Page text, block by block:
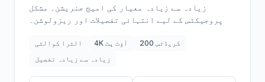
زیادہ سے زیادہ معیار کی امیج جنریشن۔ مشکل
پروجیکٹس کے لیے انتہائی تفصیلات اور ریزولوشن۔
الٹرا کوالٹی 4K آؤٹ پٹ
200 کریڈٹس
زیادہ سے زیادہ تفصیل